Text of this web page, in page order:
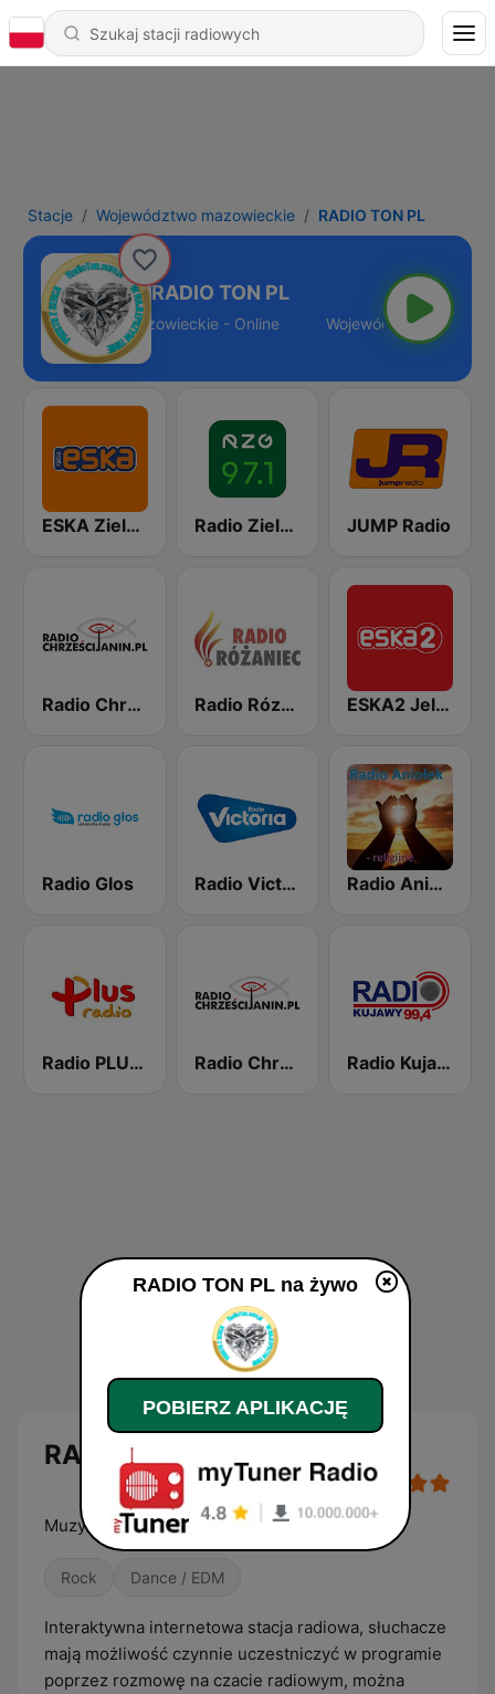
Stacje Województwo mazowieckie RADIO TON PL
RADIO TON PL
Województwo mazowieckie - Online
ESKA Zielona Góra Radio Zielona Góra 97.1FM JUMP Radio
Radio Chrześcijanin Radio Rózaniec ESKA2 Jelenia Góra
Radio Glos Radio Victoria Radio Aniołek - religijne
Radio PLUS Podhale Radio Chrześcijanin - Biblia Radio Kujawy
RADIO TON PL
Muzyka w Dobrym Tonie
Rock Dance / EDM
Interaktywna internetowa stacja radiowa, słuchacze
mają możliwość czynnie uczestniczyć w programie
poprzez rozmowę na czacie radiowym, można
RADIO TON PL na żywo
POBIERZ APLIKACJĘ